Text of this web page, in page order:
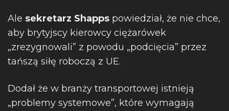
Ale sekretarz Shapps powiedział, że nie chce,
aby brytyjscy kierowcy ciężarówek
„zrezygnowali” z powodu „podcięcia” przez
tańszą siłę roboczą z UE.
Dodał że w branży transportowej istnieją
„problemy systemowe”, które wymagają